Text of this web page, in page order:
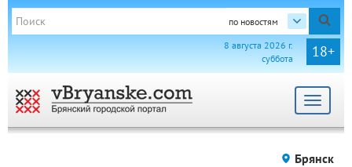
по новостям
18+
8 августа 2026 г.
суббота
Toggle
Брянск